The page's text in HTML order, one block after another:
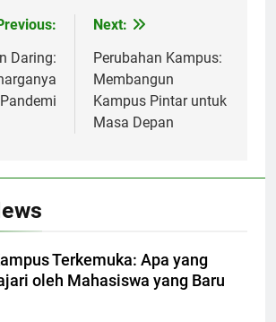
Daring:
Next:
Perubahan Kampus:
Membangun
Kampus Pintar untuk
Masa Depan
Terkemuka: Apa yang
oleh Mahasiswa yang Baru